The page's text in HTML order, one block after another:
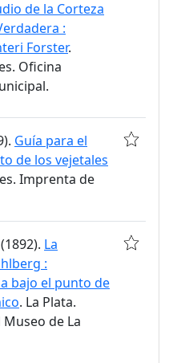
de la Corteza
:
Forster.
Oficina
Guía para el
de los vejetales
Imprenta de
La
:
bajo el punto de
. La Plata.
de La